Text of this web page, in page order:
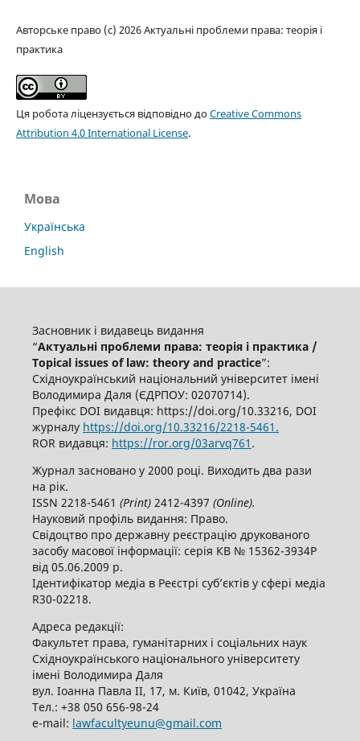
Авторське право (c) 2026 Актуальні проблеми права: теорія і
практика
Ця робота ліцензується відповідно доCreative Commons
Attribution 4.0 International License.
Мова
Українська
English
Засновник і видавець видання
“Актуальні проблеми права: теорія і практика /
Topical issues of law: theory and practice”:
Східноукраїнський національний університет імені
Володимира Даля (ЄДРПОУ: 02070714).
Префікс DOI видавця: https://doi.org/10.33216, DOI
журналу https://doi.org/10.33216/2218-5461.
ROR видавця: https://ror.org/03arvq761 .
Журнал засновано у 2000 році. Виходить два рази
на рік.
ISSN 2218-5461 (Print)2412-4397 (Online).
Науковий профіль видання: Право.
Свідоцтво про державну реєстрацію друкованого
засобу масової інформації: серія КВ № 15362-3934Р
від 05.06.2009 р.
Ідентифікатор медіа в Реєстрі суб’єктів у сфері медіа
R30-02218.
Адреса редакції:
Факультет права, гуманітарних і соціальних наук
Східноукраїнського національного університету
імені Володимира Даля
вул. Іоанна Павла ІІ, 17, м. Київ, 01042, Україна
Тел.: +38 050 656-98-24
е-mail: lawfacultyeunu@gmail.com